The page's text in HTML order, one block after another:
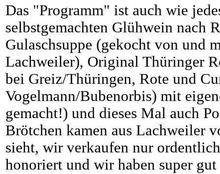
Das "Programm" ist auch wie
selbstgemachten Glühwein nach
Gulaschsuppe (gekocht von und
Lachweiler), Original Thüringer
bei Greiz/Thüringen, Rote und
Vogelmann/Bubenorbis) mit
gemacht!) und dieses Mal auch
Brötchen kamen aus Lachweiler
sieht, wir verkaufen nur
honoriert und wir haben super